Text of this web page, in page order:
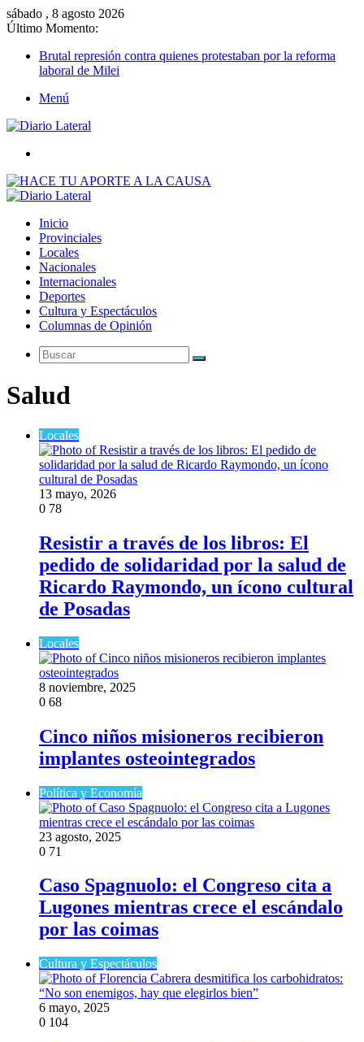
sábado , 8 agosto 2026
Último Momento:
Brutal represión contra quienes protestaban por la reforma
laboral de Milei
Menú
Inicio
Provinciales
Locales
Nacionales
Internacionales
Deportes
Cultura y Espectáculos
Columnas de Opinión
Buscar
Salud
Locales
13 mayo, 2026
0 78
Resistir a través de los libros: El
pedido de solidaridad por la salud de
Ricardo Raymondo, un ícono cultural
de Posadas
Locales
8 noviembre, 2025
0 68
Cinco niños misioneros recibieron
implantes osteointegrados
Política y Economía
23 agosto, 2025
0 71
Caso Spagnuolo: el Congreso cita a
Lugones mientras crece el escándalo
por las coimas
Cultura y Espectáculos
6 mayo, 2025
0 104